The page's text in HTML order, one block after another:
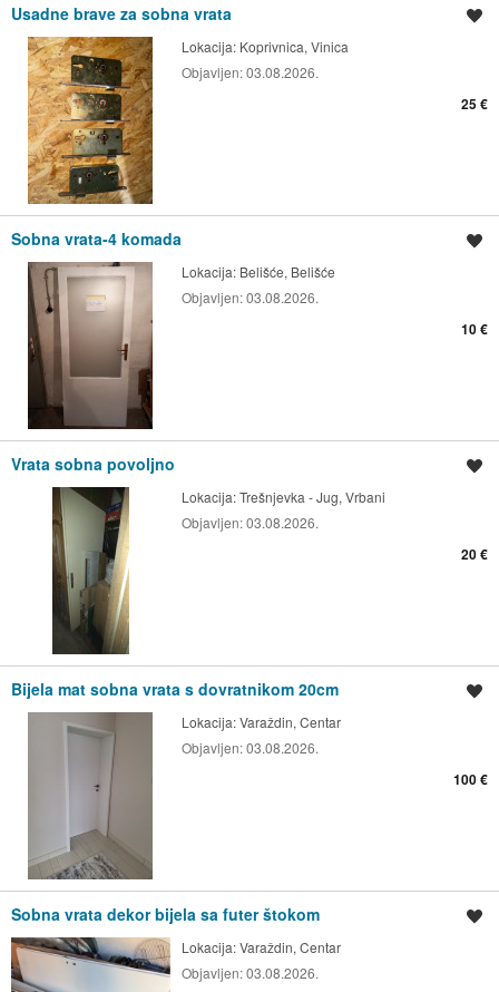
Usadne brave za sobna vrata
Lokacija: Koprivnica, Vinica
Objavljen:03.08.2026.
25 €
Sobna vrata-4 komada
Lokacija: Belišće, Belišće
Objavljen:03.08.2026.
10 €
Vrata sobna povoljno
Lokacija:Trešnjevka - Jug, Vrbani
Objavljen:03.08.2026.
20 €
Bijela mat sobna vrata s dovratnikom 20cm
Lokacija:Varaždin, Centar
Objavljen:03.08.2026.
100 €
Sobna vrata dekor bijela sa futer štokom
Lokacija:Varaždin, Centar
Objavljen:03.08.2026.